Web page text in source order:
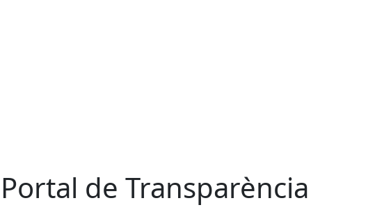
Portal de Transparència